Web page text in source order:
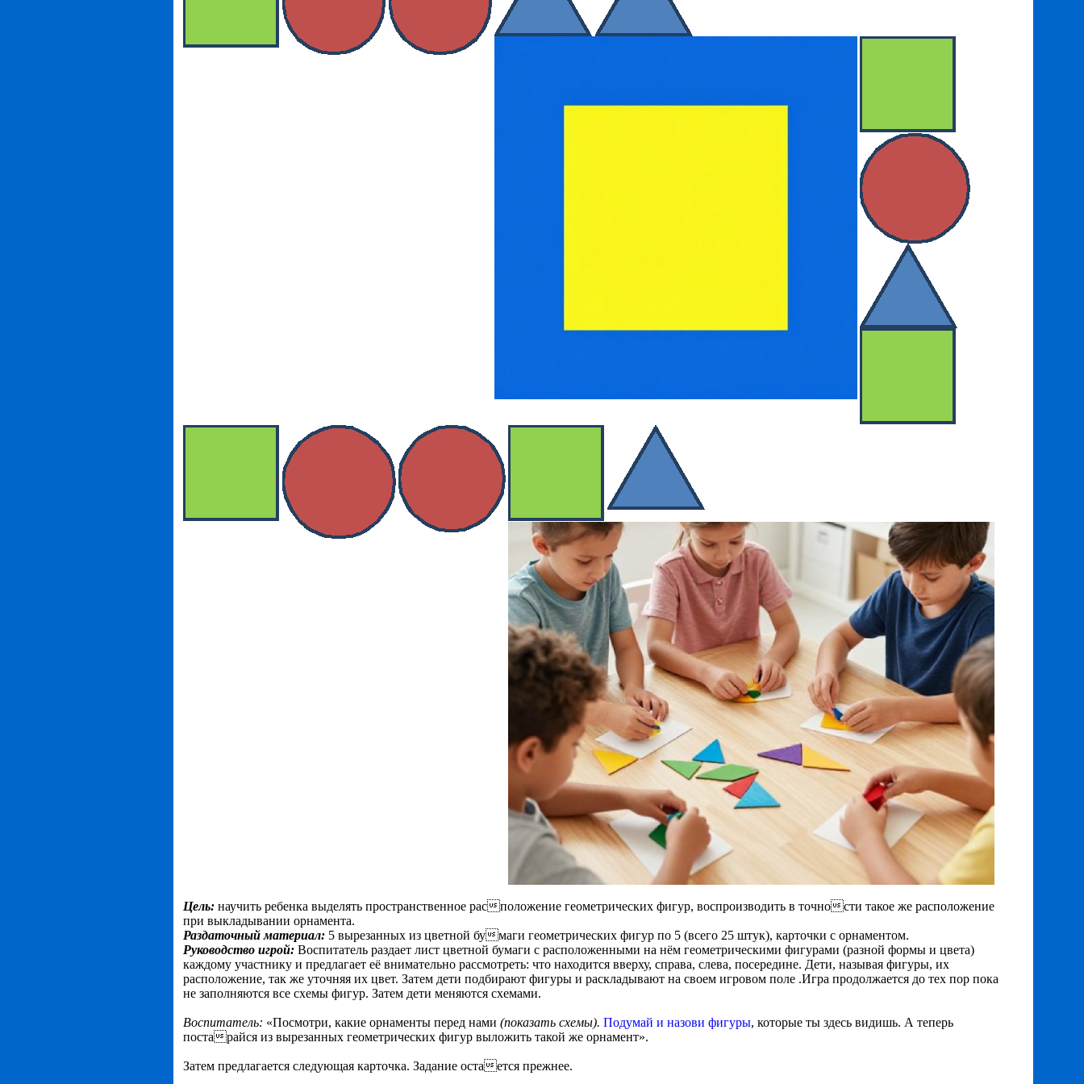
Цель: научить ребенка выделять пространственное расположение геометрических фигур, воспроизводить в точности такое же расположение
при выкладывании орнамента.
Раздаточный материал: 5 вырезанных из цветной бумаги геометрических фигур по 5 (всего 25 штук), карточки с орнаментом.
Руководство игрой: Воспитатель раздает лист цветной бумаги с расположенными на нём геометрическими фигурами (разной формы и цвета)
каждому участнику и предлагает её внимательно рассмотреть: что находится вверху, справа, слева, посередине. Дети, называя фигуры, их
расположение, так же уточняя их цвет. Затем дети подбирают фигуры и раскладывают на своем игровом поле .Игра продолжается до тех пор пока
не заполняются все схемы фигур. Затем дети меняются схемами.
Воспитатель: «Посмотри, какие орнаменты перед нами (показать схемы). Подумай и назови фигуры, которые ты здесь видишь. А теперь
постарайся из вырезанных геометрических фигур выложить такой же орнамент».
Затем предлагается следующая карточка. Задание остается прежнее.